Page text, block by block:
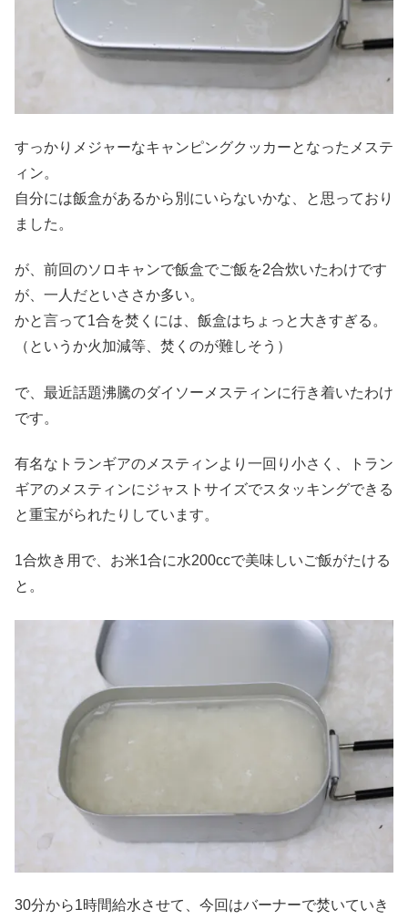
すっかりメジャーなキャンピングクッカーとなったメステ
ィン。
自分には飯盒があるから別にいらないかな、と思っており
ました。
が、前回のソロキャンで飯盒でご飯を2合炊いたわけです
が、一人だといささか多い。
かと言って1合を焚くには、飯盒はちょっと大きすぎる。
（というか火加減等、焚くのが難しそう）
で、最近話題沸騰のダイソーメスティンに行き着いたわけ
です。
有名なトランギアのメスティンより一回り小さく、トラン
ギアのメスティンにジャストサイズでスタッキングできる
と重宝がられたりしています。
1合炊き用で、お米1合に水200ccで美味しいご飯がたける
と。
30分から1時間給水させて、今回はバーナーで焚いていき